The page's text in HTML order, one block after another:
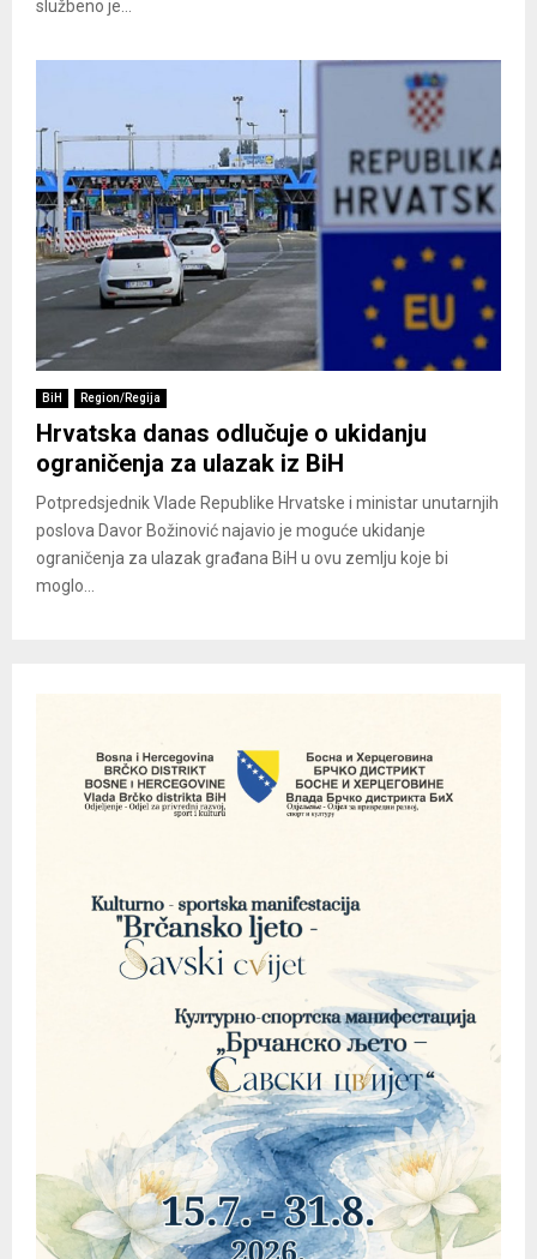
službeno je...
BiH Region/Regija
Hrvatska danas odlučuje o ukidanju
ograničenja za ulazak iz BiH
Potpredsjednik Vlade Republike Hrvatske i ministar unutarnjih
poslova Davor Božinović najavio je moguće ukidanje
ograničenja za ulazak građana BiH u ovu zemlju koje bi
moglo...